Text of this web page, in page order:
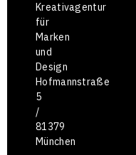
Kreativagentur
für
Marken
und
Design
Hofmannstraße
5
/
81379
München